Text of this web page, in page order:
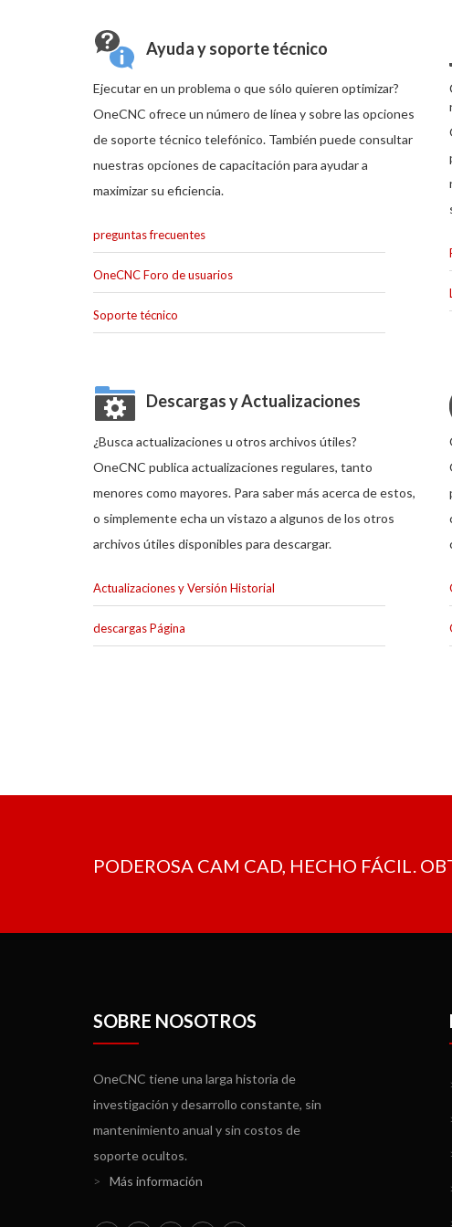
Ayuda y soporte técnico
Ejecutar en un problema o que sólo quieren optimizar?
OneCNC ofrece un número de línea y sobre las opciones
de soporte técnico telefónico. También puede consultar
nuestras opciones de capacitación para ayudar a
maximizar su eficiencia.
preguntas frecuentes
OneCNC Foro de usuarios
Soporte técnico
Descargas y Actualizaciones
¿Busca actualizaciones u otros archivos útiles?
OneCNC publica actualizaciones regulares, tanto
menores como mayores. Para saber más acerca de estos,
o simplemente echa un vistazo a algunos de los otros
archivos útiles disponibles para descargar.
Actualizaciones y Versión Historial
descargas Página
PODEROSA CAM CAD, HECHO FÁCIL.
SOBRE NOSOTROS
OneCNC tiene una larga historia de
investigación y desarrollo constante, sin
mantenimiento anual y sin costos de
soporte ocultos.
>
Más información